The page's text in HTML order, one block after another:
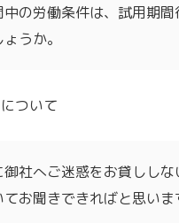
中の労働条件は、試用期
うか。
ついて
御社へご迷惑をお貸しし
お聞きできればと思いま